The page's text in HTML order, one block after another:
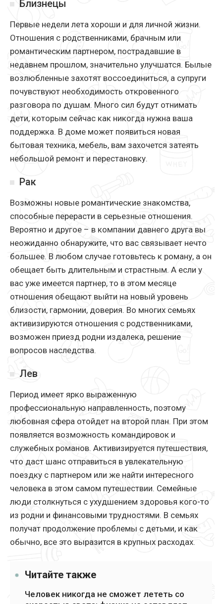
Близнецы
Первые недели лета хороши и для личной жизни.
Отношения с родственниками, брачным или
романтическим партнером, пострадавшие в
недавнем прошлом, значительно улучшатся. Былые
возлюбленные захотят воссоединиться, а супруги
почувствуют необходимость откровенного
разговора по душам. Много сил будут отнимать
дети, которым сейчас как никогда нужна ваша
поддержка. В доме может появиться новая
бытовая техника, мебель, вам захочется затеять
небольшой ремонт и перестановку.
Рак
Возможны новые романтические знакомства,
способные перерасти в серьезные отношения.
Вероятно и другое – в компании давнего друга вы
неожиданно обнаружите, что вас связывает нечто
большее. В любом случае готовьтесь к роману, а он
обещает быть длительным и страстным. А если у
вас уже имеется партнер, то в этом месяце
отношения обещают выйти на новый уровень
близости, гармонии, доверия. Во многих семьях
активизируются отношения с родственниками,
возможен приезд родни издалека, решение
вопросов наследства.
Лев
Период имеет ярко выраженную
профессиональную направленность, поэтому
любовная сфера отойдет на второй план. При этом
появляется возможность командировок и
служебных романов. Активизируется путешествия,
что даст шанс отправиться в увлекательную
поездку с партнером или же найти интересного
человека в этом самом путешествии. Семейные
люди столкнуться с ухудшением здоровья кого-то
из родни и финансовыми трудностями. В семьях
получат продолжение проблемы с детьми, и как
обычно, все это выразится в крупных расходах.
Читайте также
Человек никогда не сможет лететь со